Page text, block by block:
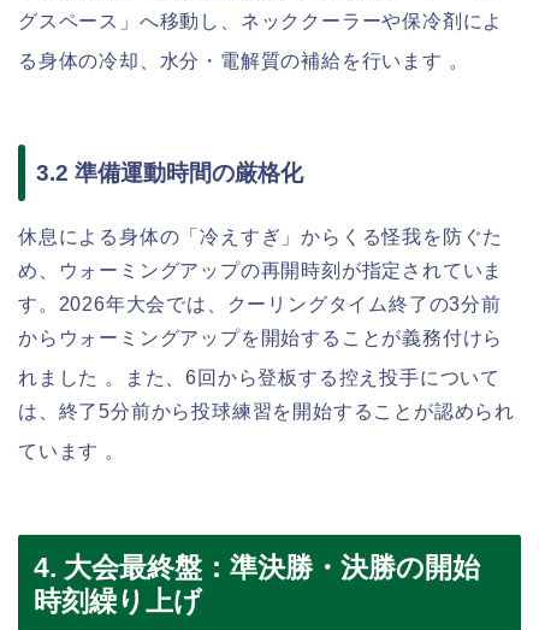
グスペース」へ移動し、ネッククーラーや保冷剤によ
る身体の冷却、水分・電解質の補給を行います 。
3.2 準備運動時間の厳格化
休息による身体の「冷えすぎ」からくる怪我を防ぐた
め、ウォーミングアップの再開時刻が指定されていま
す。2026年大会では、クーリングタイム終了の3分前
からウォーミングアップを開始することが義務付けら
れました 。また、6回から登板する控え投手について
は、終了5分前から投球練習を開始することが認められ
ています 。
4. 大会最終盤：準決勝・決勝の開始
時刻繰り上げ